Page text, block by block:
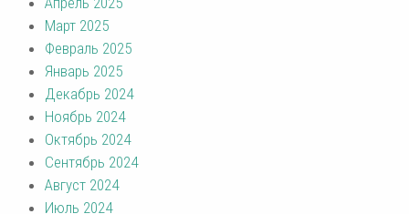
Март 2025
Февраль 2025
Январь 2025
Декабрь 2024
Ноябрь 2024
Октябрь 2024
Сентябрь 2024
Август 2024
Июль 2024